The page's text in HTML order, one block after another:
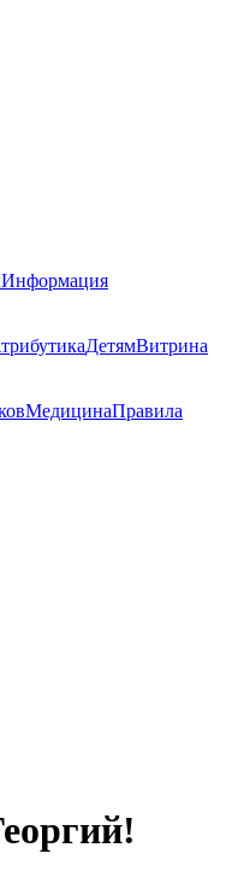
Информация
ДетямВитрина
МедицинаПравила